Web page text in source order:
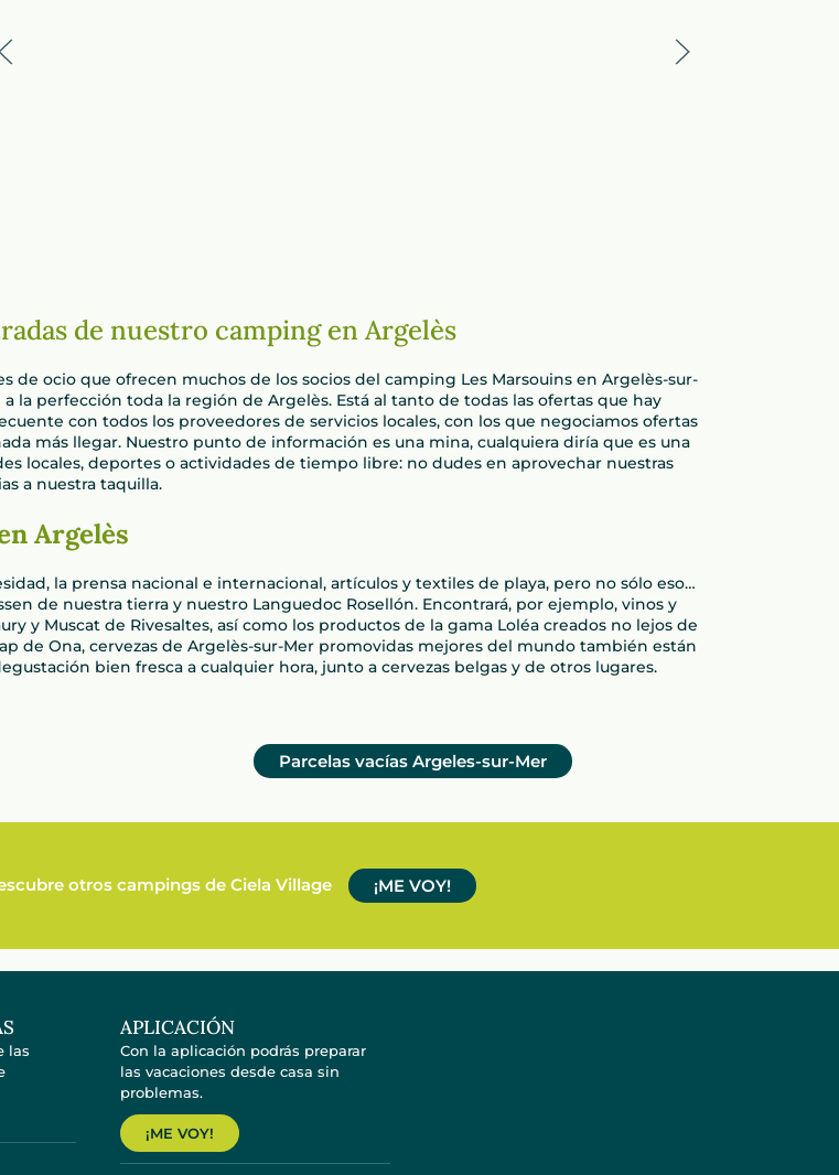
de nuestro camping en Argelès
de ocio que ofrecen muchos de los socios del camping Les Marsouins en Argelès-sur-
la perfección toda la región de Argelès. Está al tanto de todas las ofertas que hay
con todos los proveedores de servicios locales, con los que negociamos ofertas
más llegar. Nuestro punto de información es una mina, cualquiera diría que es una
locales, deportes o actividades de tiempo libre: no dudes en aprovechar nuestras
a nuestra taquilla.
Argelès
la prensa nacional e internacional, artículos y textiles de playa, pero no sólo eso…
de nuestra tierra y nuestro Languedoc Rosellón. Encontrará, por ejemplo, vinos y
y Muscat de Rivesaltes, así como los productos de la gama Loléa creados no lejos de
de Ona, cervezas de Argelès-sur-Mer promovidas mejores del mundo también están
bien fresca a cualquier hora, junto a cervezas belgas y de otros lugares.
Parcelas vacías Argeles-sur-Mer
otros campings de Ciela Village ¡ME VOY!
las
APLICACIÓN
Con la aplicación podrás preparar
las vacaciones desde casa sin
problemas.
¡ME VOY!